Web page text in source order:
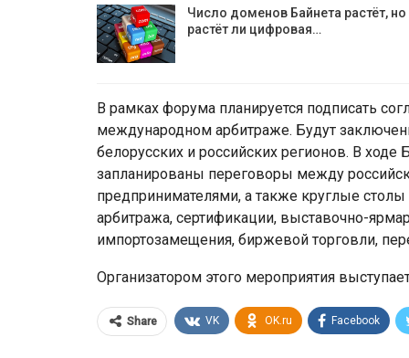
Число доменов Байнета растёт, но
растёт ли цифровая…
В рамках форума планируется подписать
международном арбитраже. Будут
белорусских и российских регионов. В
запланированы переговоры между
предпринимателями, а также круглые
арбитража, сертификации, выставочно-
импортозамещения, биржевой торговли,
Организатором этого мероприятия
Share VK OK.ru Facebook